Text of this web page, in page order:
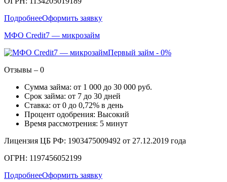
ПодробнееОформить заявку
МФО Credit7 — микрозайм
Первый займ - 0%
Отзывы – 0
Сумма займа: от 1 000 до 30 000 руб.
Срок займа: от 7 до 30 дней
Ставка: от 0 до 0,72% в день
Процент одобрения: Высокий
Время рассмотрения: 5 минут
Лицензия ЦБ РФ: 1903475009492 от 27.12.2019 года
ОГРН: 1197456052199
ПодробнееОформить заявку